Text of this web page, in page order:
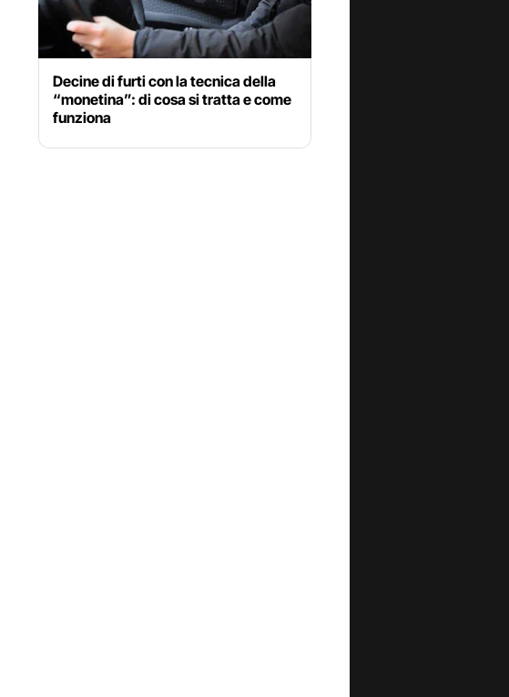
Decine di furti con la tecnica della
“monetina”: di cosa si tratta e come
funziona